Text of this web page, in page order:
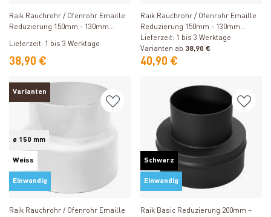
Raik Rauchrohr / Ofenrohr Emaille
Reduzierung 150mm - 130mm
Lieferzeit: 1 bis 3 Werktage
38,90 €
Raik Rauchrohr / Ofenrohr Emaille
Reduzierung 150mm - 130mm
Elfenbein
Lieferzeit: 1 bis 3 Werktage
Varianten ab 38,90 €
40,90 €
Varianten
ø 150 mm
Weiss
Einwandig
Produkt ansehen
Raik Rauchrohr / Ofenrohr Emaille
Schwarz
Einwandig
Produkt ansehen
Raik Basic Reduzierung 200mm –